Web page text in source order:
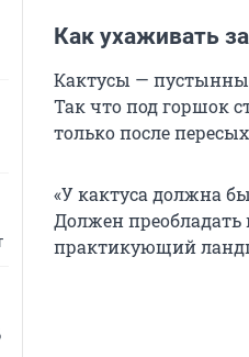
Как ухаживать
Кактусы —
Так что под горшок
только после
«У кактуса должна
Должен
практикующий